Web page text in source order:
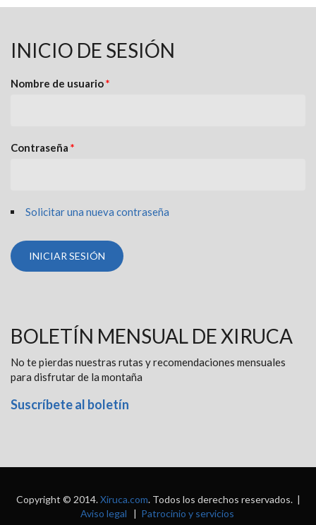
INICIO DE SESIÓN
Nombre de usuario*
Contraseña *
Solicitar una nueva contraseña
BOLETÍN MENSUAL DE XIRUCA
No te pierdas nuestras rutas y recomendaciones mensuales
para disfrutar de la montaña
Suscríbete al boletín
Copyright © 2014.Xiruca.com. Todos los derechos reservados. |
Aviso legal | Patrocinio y servicios